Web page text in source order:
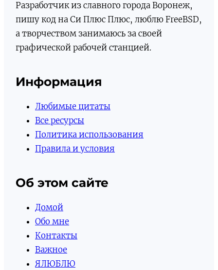
Разработчик из славного города Воронеж,
пишу код на Си Плюс Плюс, люблю FreeBSD,
а творчеством занимаюсь за своей
графической рабочей станцией.
Информация
Любимые цитаты
Все ресурсы
Политика использования
Правила и условия
Об этом сайте
Домой
Обо мне
Контакты
Важное
ЯЛЮБЛЮ